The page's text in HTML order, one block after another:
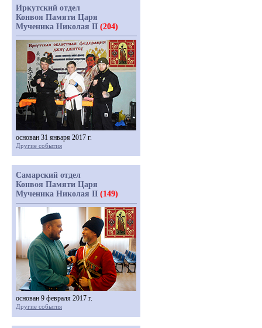
Иркутский отдел
Конвоя Памяти Царя
Мученика Николая II (204)
основан 31 января 2017 г.
Другие события
Самарский отдел
Конвоя Памяти Царя
Мученика Николая II (149)
основан 9 февраля 2017 г.
Другие события